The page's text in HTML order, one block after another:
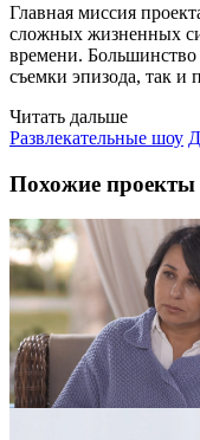
Главная миссия
сложных жизненных
времени. Большинство
съемки эпизода, так и
Читать дальше
Развлекательные шоу
Похожие проекты